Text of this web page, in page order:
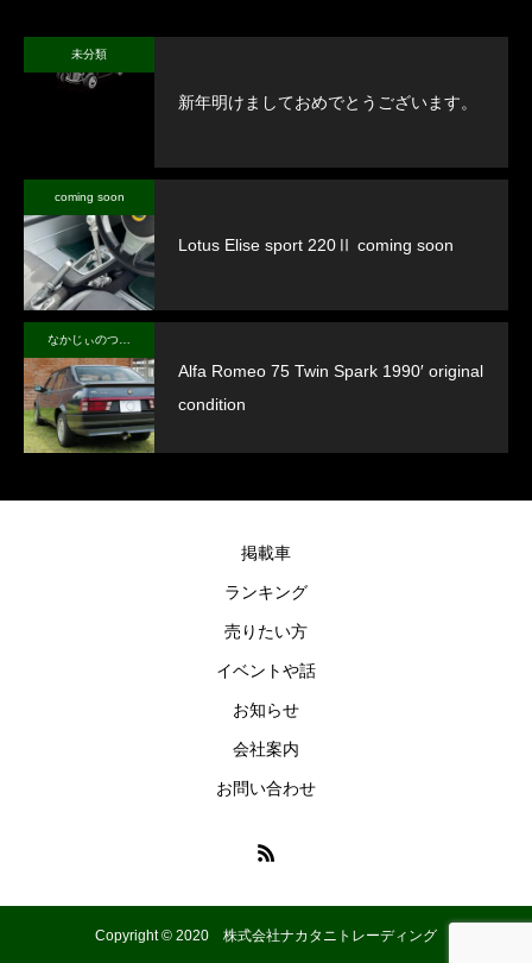
未分類
新年明けましておめでとうございます。
coming soon
Lotus Elise sport 220Ⅱ coming soon
Alfa Romeo 75 Twin Spark 1990′ original
condition
掲載車
ランキング
売りたい方
イベントや話
お知らせ
会社案内
お問い合わせ
Copyright © 2020 株式会社ナカタニトレーディング